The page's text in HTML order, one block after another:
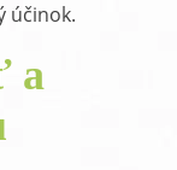
účinok.
a